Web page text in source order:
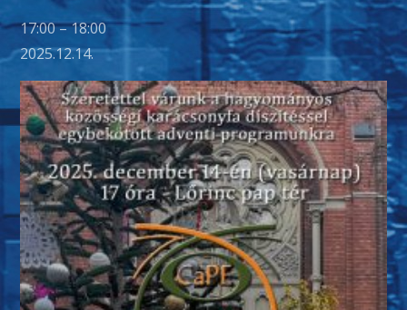
CAPE
Adventi
koncert
17:00–18:00
2025.12.14.